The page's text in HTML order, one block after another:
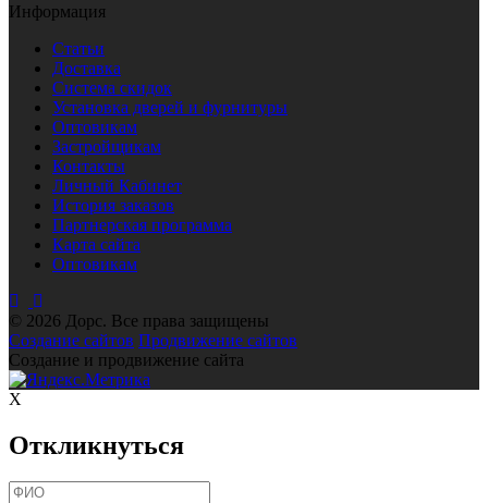
Информация
Статьи
Доставка
Система скидок
Установка дверей и фурнитуры
Оптовикам
Застройщикам
Контакты
Личный Кабинет
История заказов
Партнерская программа
Карта сайта
Оптовикам
© 2026 Дорс. Все права защищены
Создание сайтов Продвижение сайтов
Создание и продвижение сайта
X
Откликнуться